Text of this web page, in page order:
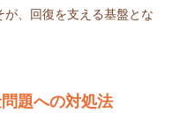
が、回復を支える基盤とな
題への対処法